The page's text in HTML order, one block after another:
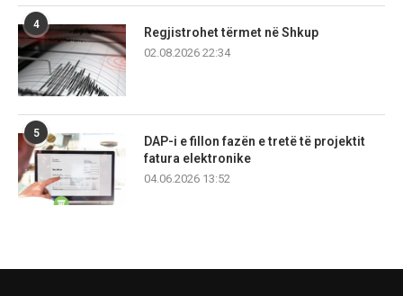
4
Regjistrohet tërmet në Shkup
02.08.2026 22:34
5
DAP-i e fillon fazën e tretë të projektit
fatura elektronike
04.06.2026 13:52